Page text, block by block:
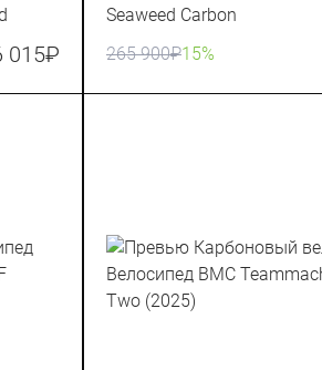
015₽
Seaweed Carbon
265 900₽15%